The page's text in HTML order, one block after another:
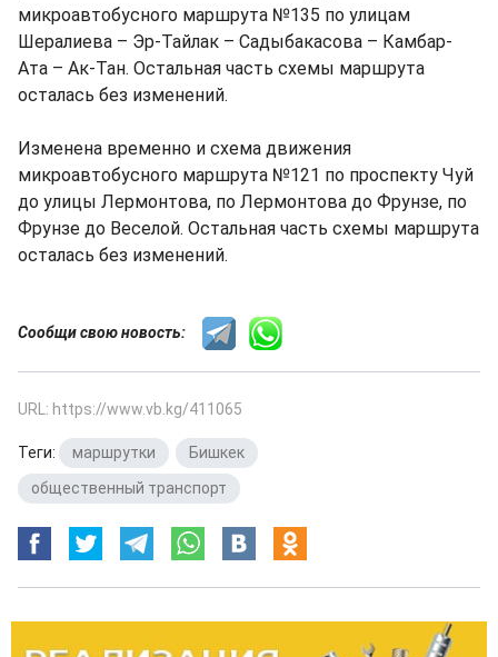
микроавтобусного маршрута №135 по улицам
Шералиева – Эр-Тайлак – Садыбакасова – Камбар-
Ата – Ак-Тан. Остальная часть схемы маршрута
осталась без изменений.
Изменена временно и схема движения
микроавтобусного маршрута №121 по проспекту Чуй
до улицы Лермонтова, по Лермонтова до Фрунзе, по
Фрунзе до Веселой. Остальная часть схемы маршрута
осталась без изменений.
Сообщи свою новость:
URL: https://www.vb.kg/411065
Теги: маршрутки Бишкек
общественный транспорт